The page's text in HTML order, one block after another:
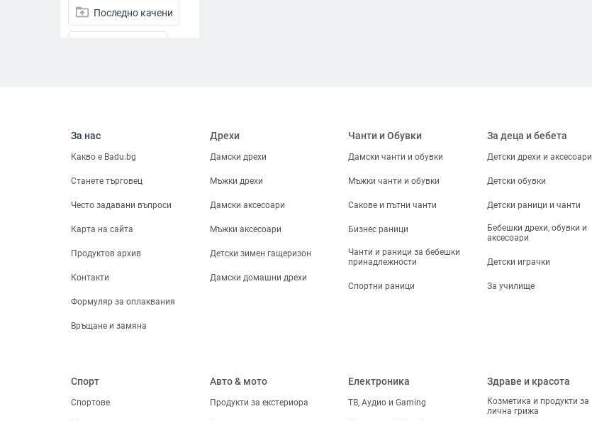
drive_folder_upload Последно качени
Намалени продукти
Всички продукти
Цена
Изчисти филтрите
За нас
Какво е Badu.bg
Станете търговец
Често задавани въпроси
Карта на сайта
Продуктов архив
Контакти
Формуляр за оплаквания
Връщане и замяна
Дрехи
Дамски дрехи
Мъжки дрехи
Дамски аксесоари
Мъжки аксесоари
Детски зимен гащеризон
Дамски домашни дрехи
Чанти и Обувки
Дамски чанти и обувки
Мъжки чанти и обувки
Сакове и пътни чанти
Бизнес раници
Чанти и раници за бебешки
принадлежности
Спортни раници
За деца и бебета
Детски дрехи и аксесоари
Детски обувки
Детски раници и чанти
Бебешки дрехи, обувки и
аксесоари
Детски играчки
За училище
Спорт
Спортове
Авто & мото
Продукти за екстериора
Електроника
ТВ, Аудио и Gaming
Здраве и красота
Козметика и продукти за
лична грижа